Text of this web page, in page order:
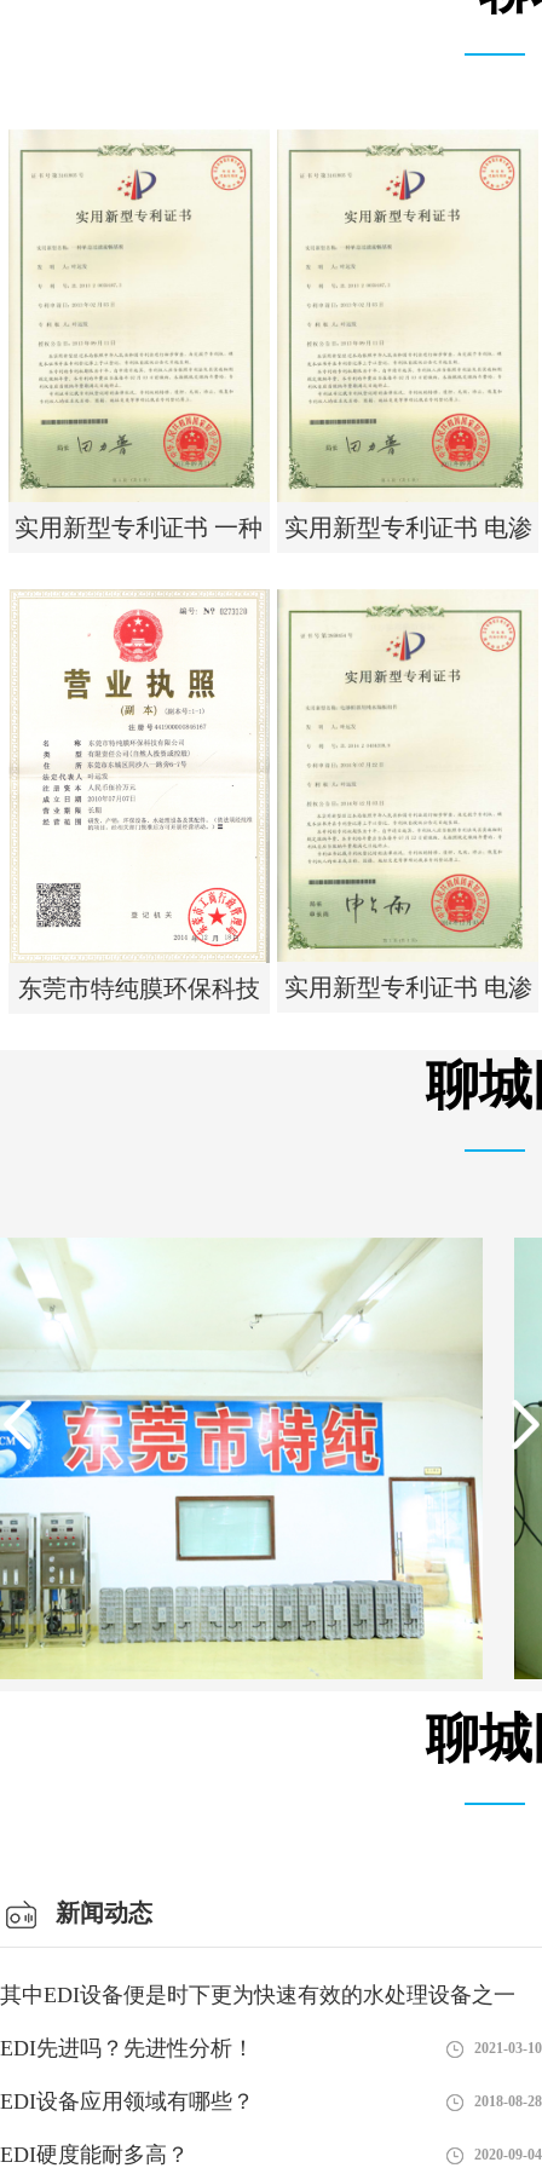
实用新型专利证书 一种
实用新型专利证书 一种
单边过滤流畅基板
实用新型专利证书 电渗
实用新型专利证书 电渗
析器用浓水隔板组件
东莞市特纯膜环保科技
有限公司营业执照
实用新型专利证书 电渗
析器用纯水隔板组件
聊
聊
新闻动态
其中EDI设备便是时下更为快速有效的水处理设备之一
2018-08-27
EDI先进吗？先进性分析！ 2021-03-10
EDI设备应用领域有哪些？ 2018-08-28
EDI硬度能耐多高？ 2020-09-04